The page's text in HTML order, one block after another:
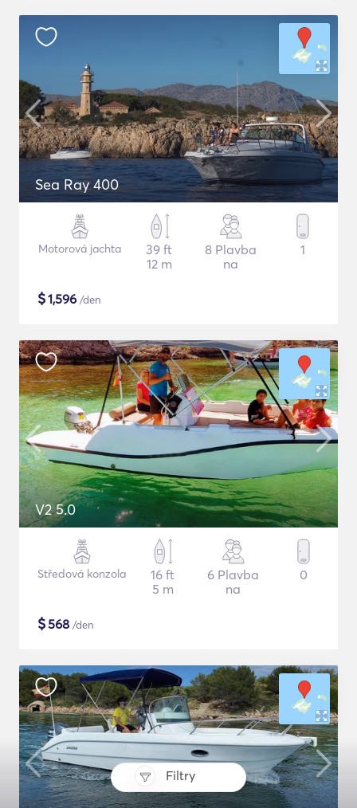
Filtry
Sea Ray 400
Motorová jachta
39 ft
12 m
8 Plavba
na
1
$1,596 /den
V2 5.0
Středová konzola
16 ft
5 m
6 Plavba
na
0
$568 /den